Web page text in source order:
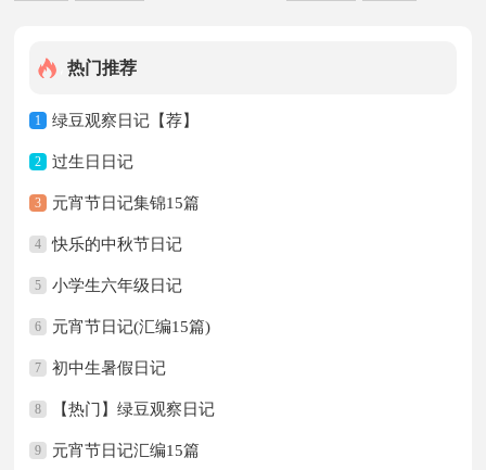
热门推荐
1 绿豆观察日记【荐】
2 过生日日记
3 元宵节日记集锦15篇
4 快乐的中秋节日记
5 小学生六年级日记
6 元宵节日记(汇编15篇)
7 初中生暑假日记
8 【热门】绿豆观察日记
9 元宵节日记汇编15篇